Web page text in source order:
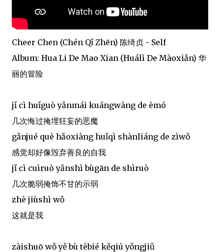
Cheer Chen (Chén Qǐ Zhēn) 陈绮贞 - Self
Album: Hua Li De Mao Xian (Huálì De Màoxiǎn) 华
丽的冒险
jǐ cì huǐguò yǎnmái kuángwàng de èmó
几次悔过掩埋狂妄的恶魔
gǎnjué què hǎoxiàng huǐqì shànliáng de zìwǒ
感觉却好像毁弃善良的自我
jǐ cì cuìruò yǎnshì bùgān de shìruò
几次脆弱掩饰不甘的示弱
zhè jiùshì wǒ
这就是我
zàishuō wǒ yě bù tèbié kěqiú yǒngjiǔ